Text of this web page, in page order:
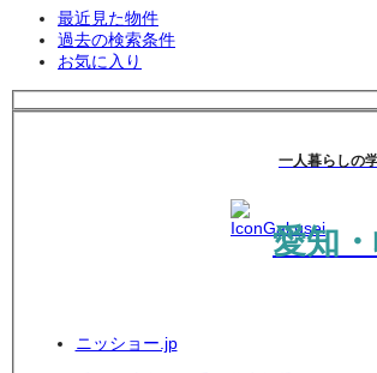
最近見た物件
過去の検索条件
お気に入り
一人暮らしの
愛知
ニッショー.jp